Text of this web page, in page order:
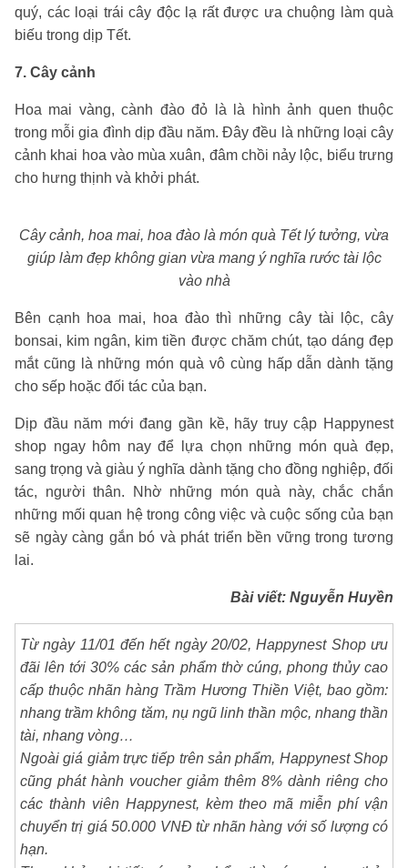
quý, các loại trái cây độc lạ rất được ưa chuộng làm quà
biếu trong dịp Tết.
7. Cây cảnh
Hoa mai vàng, cành đào đỏ là là hình ảnh quen thuộc
trong mỗi gia đình dịp đầu năm. Đây đều là những loại cây
cảnh khai hoa vào mùa xuân, đâm chồi nảy lộc, biểu trưng
cho hưng thịnh và khởi phát.
Cây cảnh, hoa mai, hoa đào là món quà Tết lý tưởng, vừa
giúp làm đẹp không gian vừa mang ý nghĩa rước tài lộc
vào nhà
Bên cạnh hoa mai, hoa đào thì những cây tài lộc, cây
bonsai, kim ngân, kim tiền được chăm chút, tạo dáng đẹp
mắt cũng là những món quà vô cùng hấp dẫn dành tặng
cho sếp hoặc đối tác của bạn.
Dịp đầu năm mới đang gần kề, hãy truy cập Happynest
shop ngay hôm nay để lựa chọn những món quà đẹp,
sang trọng và giàu ý nghĩa dành tặng cho đồng nghiệp, đối
tác, người thân. Nhờ những món quà này, chắc chắn
những mối quan hệ trong công việc và cuộc sống của bạn
sẽ ngày càng gắn bó và phát triển bền vững trong tương
lai.
Bài viết: Nguyễn Huyền
Từ ngày 11/01 đến hết ngày 20/02, Happynest Shop ưu
đãi lên tới 30% các sản phẩm thờ cúng, phong thủy cao
cấp thuộc nhãn hàng Trầm Hương Thiền Việt, bao gồm:
nhang trầm không tăm, nụ ngũ linh thần mộc, nhang thần
tài, nhang vòng…
Ngoài giá giảm trực tiếp trên sản phẩm, Happynest Shop
cũng phát hành voucher giảm thêm 8% dành riêng cho
các thành viên Happynest, kèm theo mã miễn phí vận
chuyển trị giá 50.000 VNĐ từ nhãn hàng với số lượng có
hạn.